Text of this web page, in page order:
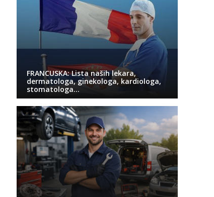
FRANCUSKA: Lista naših lekara,
dermatologa, ginekologa, kardiologa,
stomatologa…